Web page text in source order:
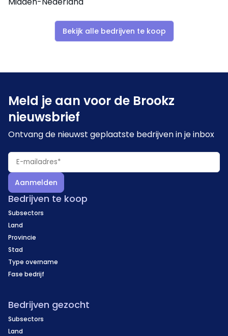
Bekijk alle bedrijven te koop
Meld je aan voor de Brookz
nieuwsbrief
Ontvang de nieuwst geplaatste bedrijven in je inbox
Aanmelden
Bedrijven te koop
Subsectors
Land
Provincie
Stad
Type overname
Fase bedrijf
Bedrijven gezocht
Subsectors
Land